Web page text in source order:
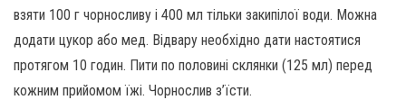
взяти 100 г чорносливу і 400 мл тільки закипілої води. Можна
додати цукор або мед. Відвару необхідно дати настоятися
протягом 10 годин. Пити по половині склянки (125 мл) перед
кожним прийомом їжі. Чорнослив з’їсти.